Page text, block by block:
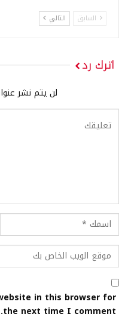
السابق التالي
اترك رد
لن يتم نشر
in this browser for